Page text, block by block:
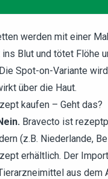
werden mit einer
Blut und tötet Flöhe
Spot-on-Variante
über die Haut.
kaufen – Geht das?
Bravecto ist
(z.B. Niederlande,
erhältlich. Der Import
aus dem